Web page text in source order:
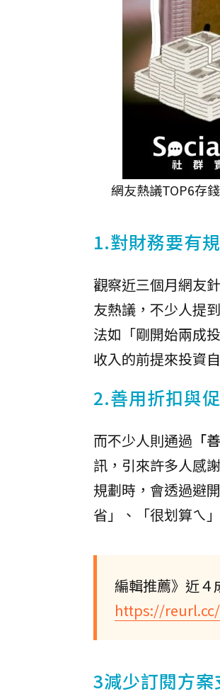
網友熱議TOP6存
1.對財務要有
觀察近三個月網友
友熱議，不少人提
法如「剛開始兩成
收入的前提來投資
2.善用折扣與
而不少人則通過 「
訊，引來許多人感
規劃時，會透過避
省」、「很划算ㄟ」
編輯推薦》近４
https://
3減少訂閱方案